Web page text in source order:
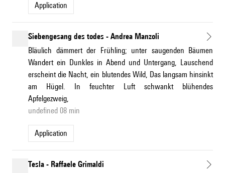
application
Siebengesang des todes - Andrea Manzoli
Bläulich dämmert der Frühling; unter saugenden Bäumen
Wandert ein Dunkles in Abend und Untergang, Lauschend
erscheint die Nacht, ein blutendes Wild, Das langsam hinsinkt
am Hügel. In feuchter Luft schwankt blühendes
Apfelgezweig,
undefined 08 min
application
Tesla - Raffaele Grimaldi